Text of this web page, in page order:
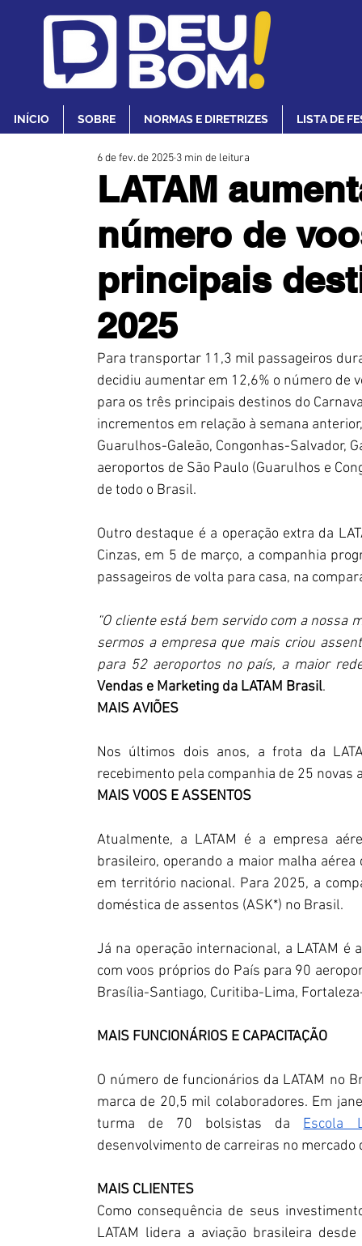
INÍCIO SOBRE NORMAS E DIRETRIZES LISTA DE
LATAM
número de
principais
2025
6 de fev. de 2025 3 min de leitura
Para transportar 11,3 mil passageiros
decidiu aumentar em 12,6% o número de
para os três principais destinos do
incrementos em relação à semana
Guarulhos-Galeão, Congonhas-Salvador,
aeroportos de São Paulo (Guarulhos e
de todo o Brasil.
Outro destaque é a operação extra da
Cinzas, em 5 de março, a companhia
passageiros de volta para casa, na
“O cliente está bem servido com a nossa
sermos a empresa que mais criou
para 52 aeroportos no país, a maior
Vendas e Marketing da LATAM Brasil.
MAIS AVIÕES
Nos últimos dois anos, a frota da
recebimento pela companhia de 25
MAIS VOOS E ASSENTOS
Atualmente, a LATAM é a empresa
brasileiro, operando a maior malha
em território nacional. Para 2025, a
doméstica de assentos (ASK*) no Brasil.
Já na operação internacional, a LATAM
com voos próprios do País para 90
Brasília-Santiago, Curitiba-Lima,
MAIS FUNCIONÁRIOS E CAPACITAÇÃO
O número de funcionários da LATAM no
marca de 20,5 mil colaboradores. Em
turma de 70 bolsistas da Escola
desenvolvimento de carreiras no mercado
MAIS CLIENTES
Como consequência de seus
LATAM lidera a aviação brasileira